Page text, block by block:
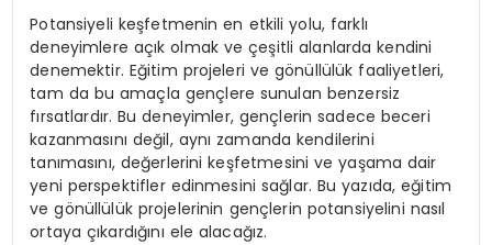
Potansiyeli keşfetmenin en etkili yolu, farklı
deneyimlere açık olmak ve çeşitli alanlarda kendini
denemektir. Eğitim projeleri ve gönüllülük faaliyetleri,
tam da bu amaçla gençlere sunulan benzersiz
fırsatlardır. Bu deneyimler, gençlerin sadece beceri
kazanmasını değil, aynı zamanda kendilerini
tanımasını, değerlerini keşfetmesini ve yaşama dair
yeni perspektifler edinmesini sağlar. Bu yazıda, eğitim
ve gönüllülük projelerinin gençlerin potansiyelini nasıl
ortaya çıkardığını ele alacağız.